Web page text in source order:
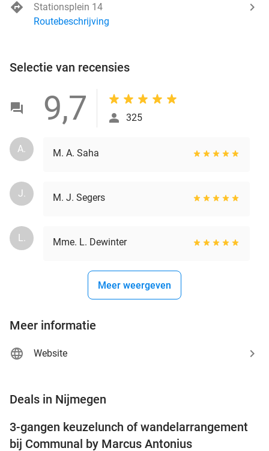
Stationsplein 14
Routebeschrijving
Selectie van recensies
9,7 325
A. M. A. Saha
J. M. J. Segers
L. Mme. L. Dewinter
Meer weergeven
Meer informatie
Website
Deals in Nijmegen
33%
NEW
TODAY
3-gangen keuzelunch of wandelarrangement
bij Communal by Marcus Antonius